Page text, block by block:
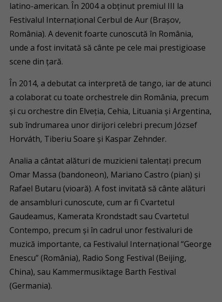
latino-american. În 2004 a obținut premiul III la
Festivalul Internațional Cerbul de Aur (Brașov,
România). A devenit foarte cunoscută în România,
unde a fost invitată să cânte pe cele mai prestigioase
scene din țară.
În 2014, a debutat ca interpretă de tango, iar de atunci
a colaborat cu toate orchestrele din România, precum
și cu orchestre din Elveția, Cehia, Lituania și Argentina,
sub îndrumarea unor dirijori celebri precum József
Horváth, Tiberiu Soare și Kaspar Zehnder.
Analia a cântat alături de muzicieni talentați precum
Omar Massa (bandoneon), Mariano Castro (pian) și
Rafael Butaru (vioară). A fost invitată să cânte alături
de ansambluri cunoscute, cum ar fi Cvartetul
Gaudeamus, Kamerata Krondstadt sau Cvartetul
Contempo, precum și în cadrul unor festivaluri de
muzică importante, ca Festivalul Internațional “George
Enescu” (România), Radio Song Festival (Beijing,
China), sau Kammermusiktage Barth Festival
(Germania).